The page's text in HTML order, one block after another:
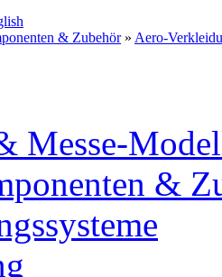
& Zubehör» Aero-
Messe-
&